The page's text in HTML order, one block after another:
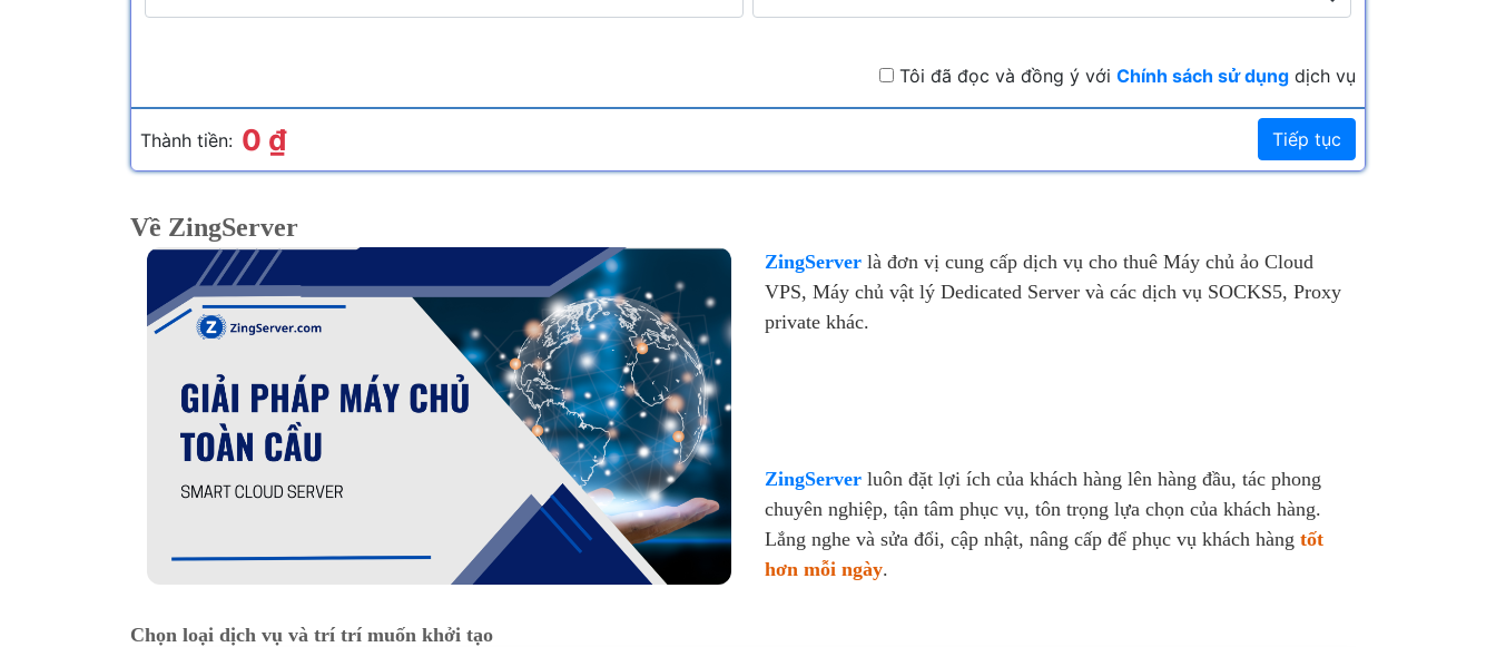
Tôi đã đọc và đồng ý với Chính sách sử dụng dịch vụ
Thành tiền: 0 ₫ Tiếp tục
Về ZingServer
ZingServer là đơn vị cung cấp dịch vụ cho thuê Máy chủ ảo Cloud
VPS, Máy chủ vật lý Dedicated Server và các dịch vụ SOCKS5, Proxy
private khác.
ZingServer luôn đặt lợi ích của khách hàng lên hàng đầu, tác phong
chuyên nghiệp, tận tâm phục vụ, tôn trọng lựa chọn của khách hàng.
Lắng nghe và sửa đổi, cập nhật, nâng cấp để phục vụ khách hàng tốt
hơn mỗi ngày.
Chọn loại dịch vụ và trí trí muốn khởi tạo